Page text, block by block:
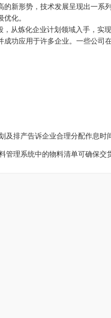
的新形势，技术发展呈现出一
化。
炼化企业计划领域入手，实
功应用于许多企业。一些公司
及排产告诉企业合理分配作息时
管理系统中的物料清单可确保交